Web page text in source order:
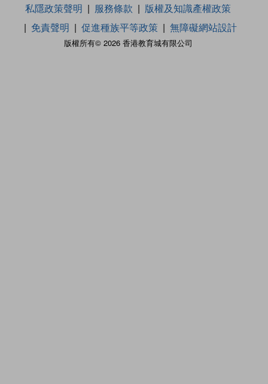
版權所有© 2026 香港教育城有限公司
私隱政策聲明 服務條款
版權及知識產權政策
免責聲明
促進種族平等政策 無障礙網站設計